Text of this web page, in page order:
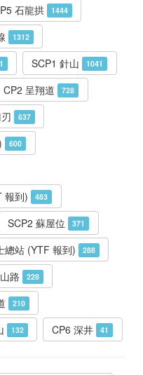
石龍拱 1444
1312
SCP1 針山 1041
CP2 呈翔道 728
637
600
報到) 483
SCP2 蘇屋位 371
總站 (YTF 報到) 288
路 228
210
132 CP6 深井 41